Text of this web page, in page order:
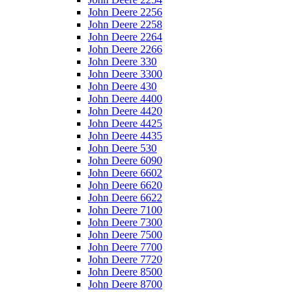
John Deere 2256
John Deere 2258
John Deere 2264
John Deere 2266
John Deere 330
John Deere 3300
John Deere 430
John Deere 4400
John Deere 4420
John Deere 4425
John Deere 4435
John Deere 530
John Deere 6090
John Deere 6602
John Deere 6620
John Deere 6622
John Deere 7100
John Deere 7300
John Deere 7500
John Deere 7700
John Deere 7720
John Deere 8500
John Deere 8700